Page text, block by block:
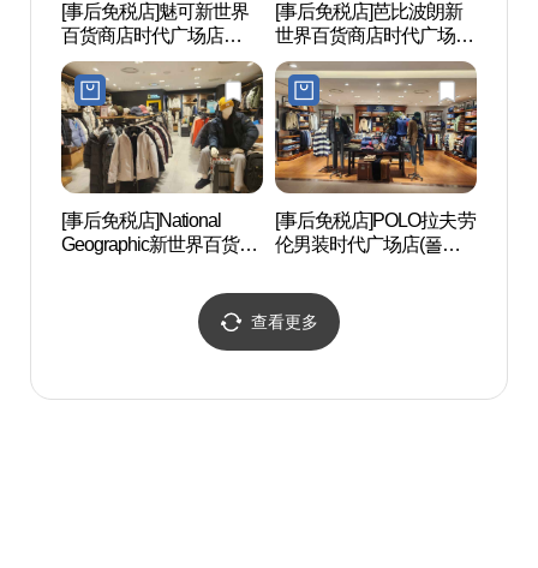
[事后免税店]魅可新世界
百货商店时代广场店
(MAC 신세계백화점 타임
스퀘어점)
[事后免税店]芭比波朗新
世界百货商店时代广场店
(바비브라운 신세계백화
점 타임스퀘어점)
[事后免税店]National
Geographic新世界百货商
오그래픽 신세계백화점
[事后免税店]POLO拉夫劳
伦男装时代广场店(폴로
어점)
查看更多